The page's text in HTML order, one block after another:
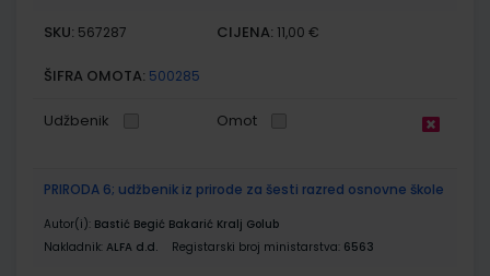
SKU: 567287 CIJENA: 11,00 €
ŠIFRA OMOTA: 500285
Udžbenik Omot
PRIRODA 6; udžbenik iz prirode za šesti razred osnovne škole
Autor(i): Bastić Begić Bakarić Kralj Golub
Nakladnik: ALFA d.d. Registarski broj ministarstva: 6563